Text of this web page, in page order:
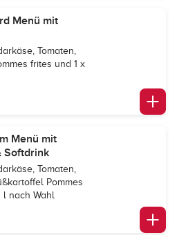
Menü mit
Tomaten,
frites und 1 x
Menü mit
Softdrink
Tomaten,
Pommes
l nach Wahl